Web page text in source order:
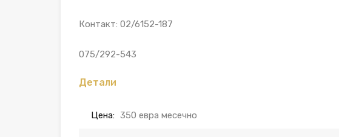
Контакт: 02/6152-187
075/292-543
Детали
Цена: 350 евра месечно